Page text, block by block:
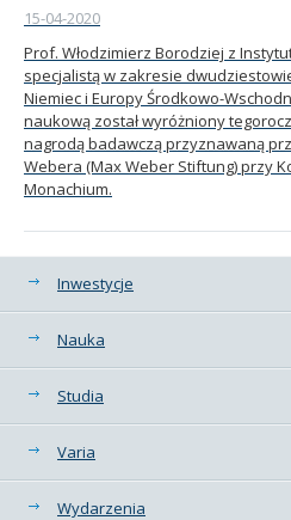
15-04-2020
Prof. Włodzimierz Borodziej z
specjalistą w zakresie
Niemiec i Europy Środkowo-
naukową został wyróżniony
nagrodą badawczą przyznawaną
Webera (Max Weber Stiftung) przy
Monachium.
Kategorie
Inwestycje
Nauka
Studia
Varia
Wydarzenia